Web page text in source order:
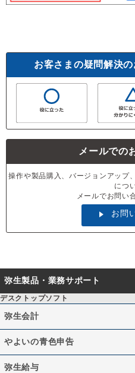
お客さまの疑問解決
メールでの
操作や製品購入、バージョンアップ
につ
メールでお問い
お問
弥生製品・業務サポート
デスクトップソフト
弥生会計
やよいの青色申告
弥生給与